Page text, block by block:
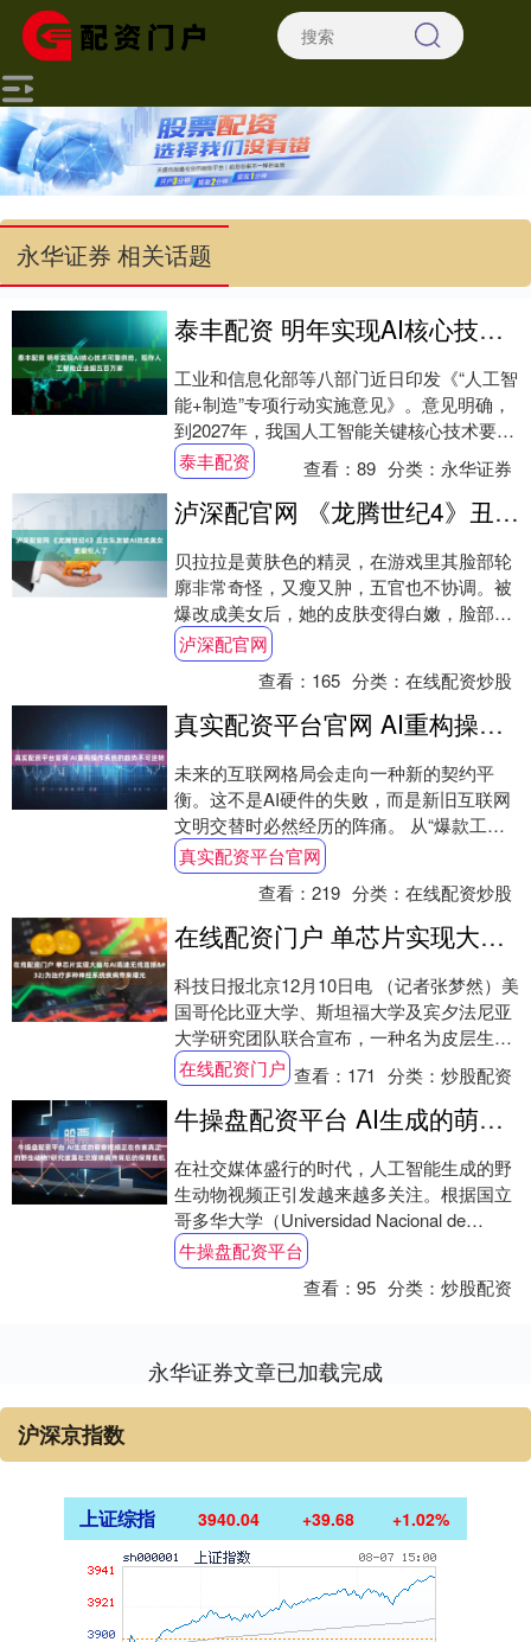
永华证券 相关话题
泰丰配资 明年实现AI核心技术可靠供给，现存人工智能企业超五百万家
工业和信息化部等八部门近日印发《“人工智
能+制造”专项行动实施意见》。意见明确，
到2027年，我国人工智能关键核心技术要达
成安全可靠供给，产业规模与赋能水平稳
居....
泰丰配资 查看：89 分类： 永华证券
泸深配官网 《龙腾世纪4》丑女队友被AI改成美女 更吸引人了
贝拉拉是黄肤色的精灵，在游戏里其脸部轮
廓非常奇怪，又瘦又肿，五官也不协调。被
爆改成美女后，她的皮肤变得白嫩，脸部比
例也更协调，面容更甜美。 其他改图：....
泸深配官网
查看： 165 分类：在线配资炒股
真实配资平台官网 AI重构操作系统的趋势不可逆转
未来的互联网格局会走向一种新的契约平
衡。这不是AI硬件的失败，而是新旧互联网
文明交替时必然经历的阵痛。 从“爆款工程
机”到“风控重点对象”，豆包手机助手只用了
几....
真实配资平台官网
查看：219 分类：在线配资炒股
在线配资门户 单芯片实现大脑与AI高速无线连接&#32;为治疗多种神经系统疾病带来曙光
科技日报北京12月10日电 （记者张梦然）美
国哥伦比亚大学、斯坦福大学及宾夕法尼亚
大学研究团队联合宣布，一种名为皮层生物
界面系统（BISC）的全新脑机接口已经问....
在线配资门户 查看： 171 分类：炒股配资
牛操盘配资平台 AI生成的萌兽视频正在伤害真正的野生动物?研究披露社交媒体疯传背后的保育危机
在社交媒体盛行的时代，人工智能生成的野
生动物视频正引发越来越多关注。根据国立
哥多华大学（Universidad Nacional de
Córdoba）的研究，....
牛操盘配资平台
查看：95 分类：炒股配资
永华证券文章已加载完成
沪深京指数
上证综指 3940.04 +39.68 +1.02%